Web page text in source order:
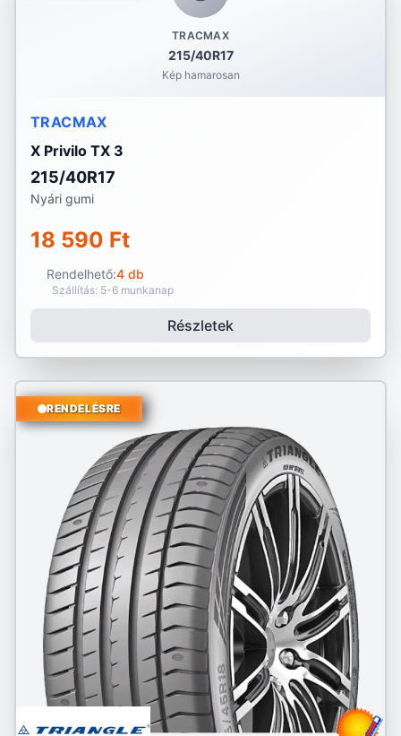
TRACMAX
215/40R17
Kép hamarosan
TRACMAX
X Privilo TX 3
215/40R17
Nyári gumi
18 590 Ft
Rendelhető:4 db
Szállítás: 5-6 munkanap
Részletek
RENDELÉSRE